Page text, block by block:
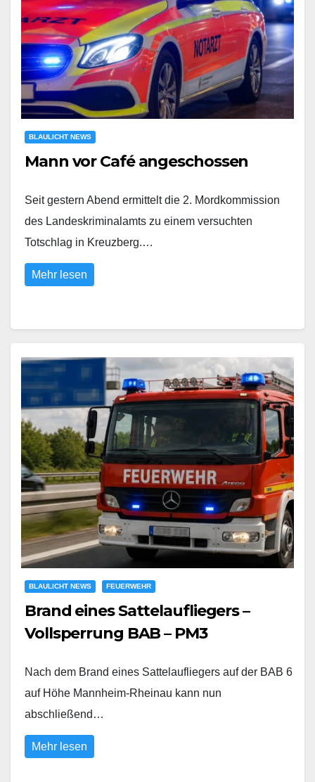
BLAULICHT NEWS
Mann vor Café angeschossen
Seit gestern Abend ermittelt die 2. Mordkommission
des Landeskriminalamts zu einem versuchten
Totschlag in Kreuzberg.…
Mehr lesen
BLAULICHT NEWS FEUERWEHR
Brand eines Sattelaufliegers –
Vollsperrung BAB – PM3
Nach dem Brand eines Sattelaufliegers auf der BAB 6
auf Höhe Mannheim-Rheinau kann nun
abschließend…
Mehr lesen